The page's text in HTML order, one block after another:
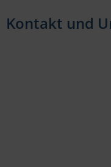
Kontakt und